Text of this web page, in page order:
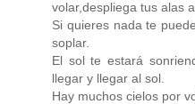
volar,despliega tus alas
Si quieres nada te
soplar.
El sol te estará
llegar y llegar al sol.
Hay muchos cielos por